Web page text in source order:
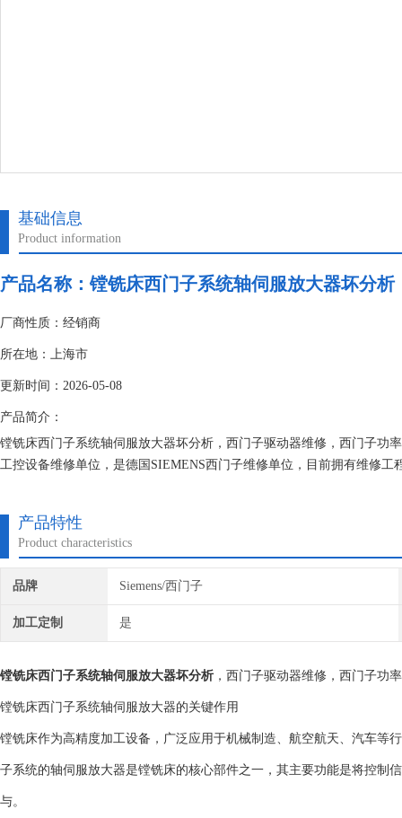
基础信息
Product information
产品名称： 镗铣床西门子系统轴伺服放大器坏分析
厂商性质：经销商
所在地：上海市
更新时间：2026-05-08
产品简介：
镗铣床西门子系统轴伺服放大器坏分析，西门子驱动器维修，西门子功
工控设备维修单位，是德国SIEMENS西门子维修单位，目前拥有维修
产品特性
Product characteristics
品牌 Siemens/西门子
加工定制 是
镗铣床西门子系统轴伺服放大器坏分析 ，西门子驱动器维修，西门子功
镗铣床西门子系统轴伺服放大器的关键作用
镗铣床作为高精度加工设备，广泛应用于机械制造、航空航天、汽车等
子系统的轴伺服放大器是镗铣床的核心部件之一，其主要功能是将控制
与。